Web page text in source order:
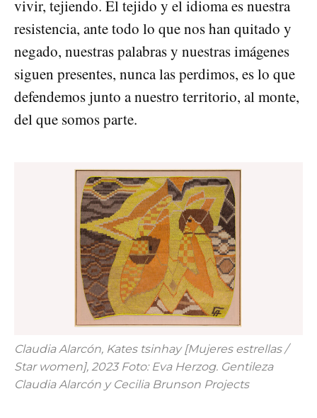
vivir, tejiendo. El tejido y el idioma es nuestra
resistencia, ante todo lo que nos han quitado y
negado, nuestras palabras y nuestras imágenes
siguen presentes, nunca las perdimos, es lo que
defendemos junto a nuestro territorio, al monte,
del que somos parte.
Claudia Alarcón, Kates tsinhay [Mujeres estrellas /
Star women], 2023 Foto: Eva Herzog. Gentileza
Claudia Alarcón y Cecilia Brunson Projects